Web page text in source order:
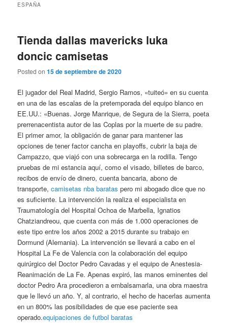
ESPAÑA
Tienda dallas mavericks luka
doncic camisetas
Posted on15 de septiembre de 2020
El jugador del Real Madrid, Sergio Ramos, «tuiteó» en su cuenta
en una de las escalas de la pretemporada del equipo blanco en
EE.UU.: «Buenas. Jorge Manrique, de Segura de la Sierra, poeta
prerrenacentista autor de las Coplas por la muerte de su padre.
El primer amor, la obligación de ganar para mantener las
opciones de tener factor cancha en playoffs, cubrir la baja de
Campazzo, que viajó con una sobrecarga en la rodilla. Tengo
pruebas de mi estancia aquí, como el visado, billetes de barco,
recibos de envío de dinero, cuenta bancaria, abono de
transporte,camisetas nba baratas pero mi abogado dice que no
es suficiente. La intervención la realiza el especialista en
Traumatología del Hospital Ochoa de Marbella, Ignatios
Chatziandreou, que cuenta con más de 1.000 operaciones de
este tipo entre los años 2002 a 2015 durante su trabajo en
Dormund (Alemania). La intervención se llevará a cabo en el
Hospital La Fe de Valencia con la colaboración del equipo
quirúrgico del Doctor Pedro Cavadas y el equipo de Anestesia-
Reanimación de La Fe. Apenas expiró, las manos eminentes del
doctor Pedro Ara procedieron a embalsamarla, una obra maestra
que le llevó un año. Y, al contrario, el hecho de hacerlas aumenta
en un 800% las posibilidades de que ese paciente sea
operado.equipaciones de futbol baratas